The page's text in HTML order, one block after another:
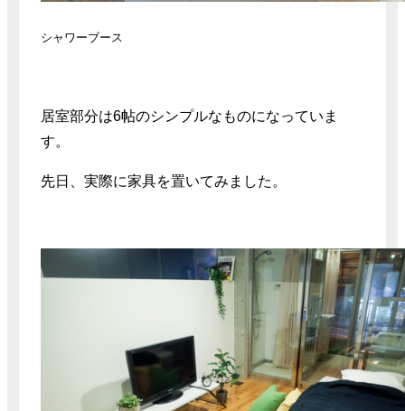
シャワーブース
居室部分は6帖のシンプルなものになっていま
す。
先日、実際に家具を置いてみました。